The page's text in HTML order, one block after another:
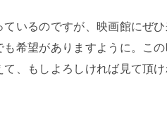
いるのですが、映画館にぜ
希望がありますように。こ
、もしよろしければ見て頂